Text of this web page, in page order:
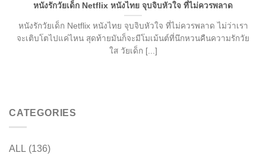
หนังรักวัยเด็ก Netflix หนังไทย จุบจิบหัวใจ ที่ไม่ควรพลาด
หนังรักวัยเด็ก Netflix หนังไทย จุบจิบหัวใจ ที่ไม่ควรพลาด ไม่ว่าเรา
จะเติบโตไปแค่ไหน สุดท้ายมันก็จะมีโมเม้นต์ที่นึกหวนคืนความรักวัย
ใส วัยเด็ก [...]
CATEGORIES
ALL (136)